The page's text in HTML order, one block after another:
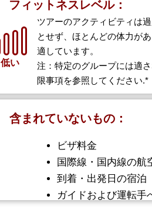
含まれていないもの：
ビザ料金
国際線・国内線の航
到着・出発日の宿泊
ガイドおよび運転手
フィットネスレベル：
ツアーのアクティビティは
とせず、ほとんどの体力が
適しています。
注：特定のグループには適
限事項を参照してください.*
低い